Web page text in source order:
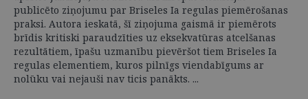
publicēto ziņojumu par Briseles Ia regulas piemērošanas
praksi. Autora ieskatā, šī ziņojuma gaismā ir piemērots
brīdis kritiski paraudzīties uz eksekvatūras atcelšanas
rezultātiem, īpašu uzmanību pievēršot tiem Briseles Ia
regulas elementiem, kuros pilnīgs viendabīgums ar
nolūku vai nejauši nav ticis panākts. ...